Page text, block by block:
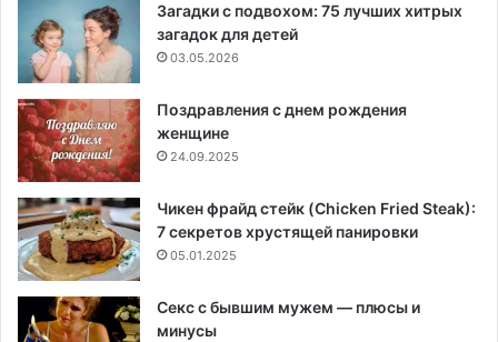
Загадки с подвохом: 75 лучших хитрых
загадок для детей
03.05.2026
Поздравления с днем рождения
женщине
24.09.2025
Чикен фрайд стейк (Chicken Fried Steak):
7 секретов хрустящей панировки
05.01.2025
Секс с бывшим мужем — плюсы и
минусы